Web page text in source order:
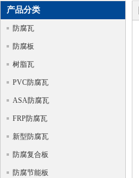
产品分类
防腐瓦
防腐板
树脂瓦
PVC防腐瓦
ASA防腐瓦
FRP防腐瓦
新型防腐瓦
防腐复合板
防腐节能板